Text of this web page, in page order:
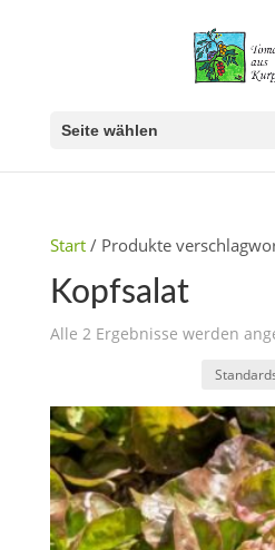
Seite wählen
Start/ Produkte
Kopfsalat
Alle 2 Ergebnisse werden